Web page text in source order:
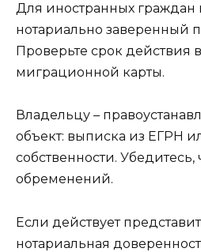
Для иностранных граждан
нотариально заверенный
Проверьте срок действия
миграционной карты.
Владельцу –
объект: выписка из ЕГРН
собственности. Убедитесь,
обременений.
Если действует
нотариальная